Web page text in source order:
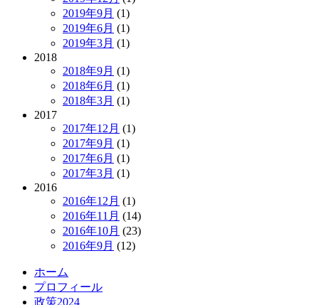
2019年9月 (1)
2019年6月 (1)
2019年3月 (1)
2018
2018年9月 (1)
2018年6月 (1)
2018年3月 (1)
2017
2017年12月 (1)
2017年9月 (1)
2017年6月 (1)
2017年3月 (1)
2016
2016年12月 (1)
2016年11月 (14)
2016年10月 (23)
2016年9月 (12)
ホーム
プロフィール
政策2024